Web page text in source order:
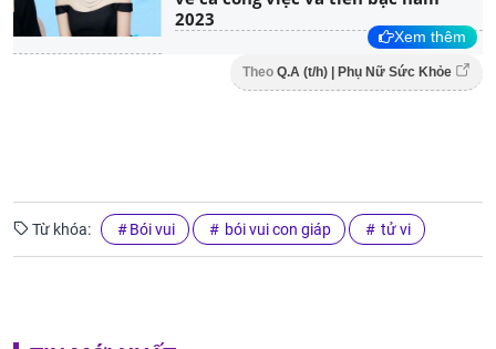
2023
Xem thêm
Theo Q.A (t/h) | Phụ Nữ Sức Khỏe
Từ khóa: Bói vui bói vui con giáp tử vi